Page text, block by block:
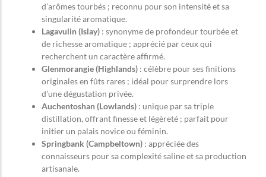
d’arômes tourbés ; reconnu pour son intensité et sa
singularité aromatique.
Lagavulin (Islay) : synonyme de profondeur tourbée et
de richesse aromatique ; apprécié par ceux qui
recherchent un caractère affirmé.
Glenmorangie (Highlands) : célèbre pour ses finitions
originales en fûts rares ; idéal pour surprendre lors
d’une dégustation privée.
Auchentoshan (Lowlands) : unique par sa triple
distillation, offrant finesse et légèreté ; parfait pour
initier un palais novice ou féminin.
Springbank (Campbeltown) : appréciée des
connaisseurs pour sa complexité saline et sa production
artisanale.